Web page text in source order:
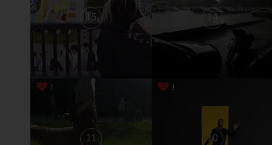
15 14
11
1
10
1